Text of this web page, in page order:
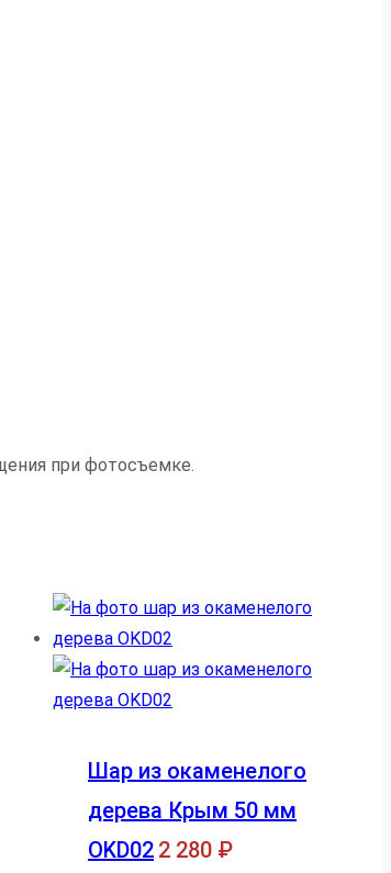
при фотосъемке.
Шар из окаменелого
дерева Крым 50 мм
OKD02 2 280 ₽